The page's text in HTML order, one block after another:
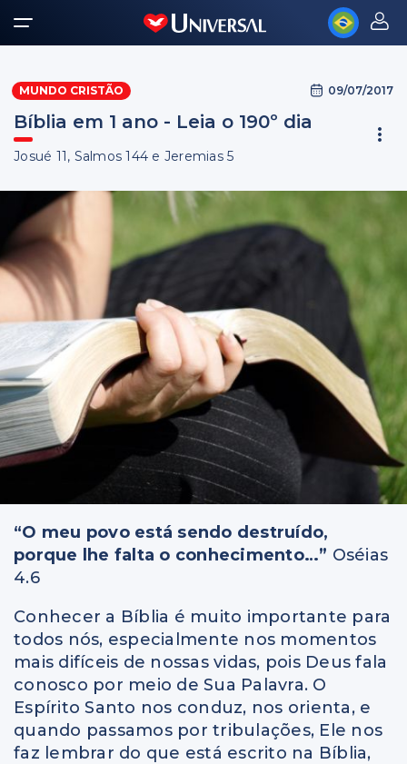
MUNDO CRISTÃO 09/07/2017
Bíblia em 1 ano - Leia o 190º dia
Josué 11, Salmos 144 e Jeremias 5
“O meu povo está sendo destruído,
porque lhe falta o conhecimento…” Oséias
4.6
Conhecer a Bíblia é muito importante para
todos nós, especialmente nos momentos
mais difíceis de nossas vidas, pois Deus fala
conosco por meio de Sua Palavra. O
Espírito Santo nos conduz, nos orienta, e
quando passamos por tribulações, Ele nos
faz lembrar do que está escrito na Bíblia,